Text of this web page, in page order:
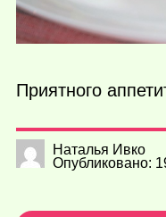
Приятного
Наталья Ивко
Опубликовано: